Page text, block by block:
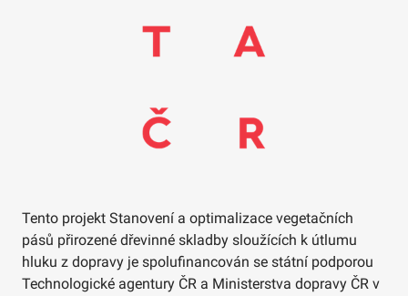
Tento projekt Stanovení a optimalizace vegetačních
pásů přirozené dřevinné skladby sloužících k útlumu
hluku z dopravy je spolufinancován se státní podporou
Technologické agentury ČR a Ministerstva dopravy ČR v